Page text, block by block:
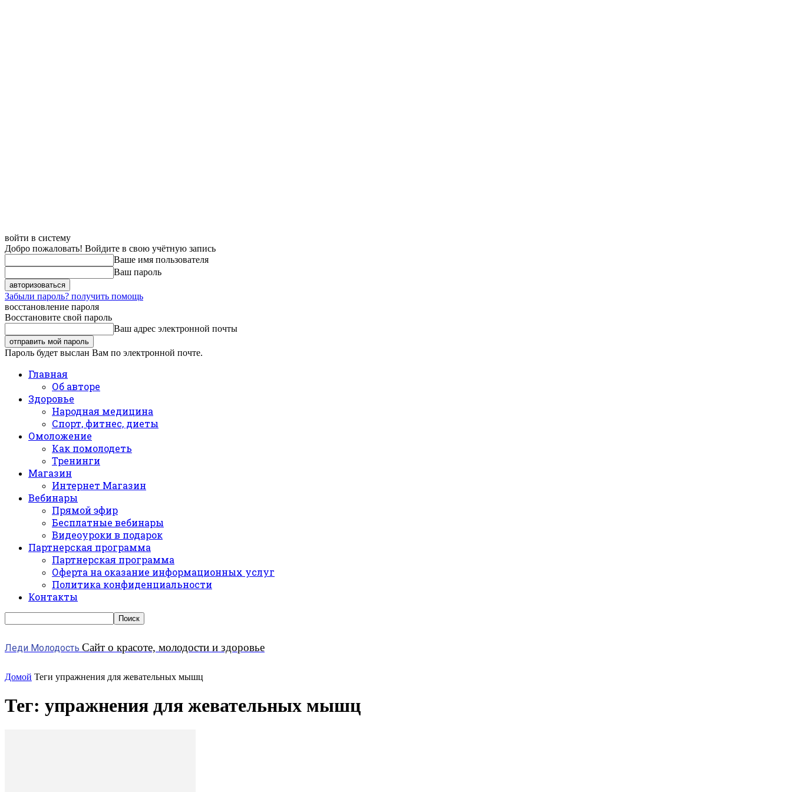
войти в систему
Добро пожаловать! Войдите в свою учётную запись
Ваше имя пользователя
Ваш пароль
Забыли пароль? получить помощь
восстановление пароля
Восстановите свой пароль
Ваш адрес электронной почты
Пароль будет выслан Вам по электронной почте.
Главная
Об авторе
Здоровье
Народная медицина
Спорт, фитнес, диеты
Омоложение
Как помолодеть
Тренинги
Магазин
Интернет Магазин
Вебинары
Прямой эфир
Бесплатные вебинары
Видеоуроки в подарок
Партнерская программа
Партнерская программа
Оферта на оказание информационных услуг
Политика конфиденциальности
Контакты
Леди Молодость Сайт о красоте, молодости и здоровье
Домой Теги упражнения для жевательных мышц
Тег: упражнения для жевательных мышц